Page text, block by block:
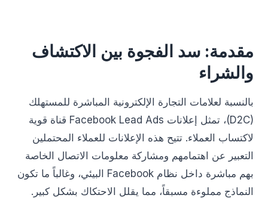
مقدمة: سد الفجوة بين الاكتشاف
والشراء
بالنسبة لعلامات التجارة الإلكترونية المباشرة للمستهلك
(D2C)، تمثل إعلانات Facebook Lead Ads قناة قوية
لاكتساب العملاء. تتيح هذه الإعلانات للعملاء المحتملين
التعبير عن اهتمامهم ومشاركة معلومات الاتصال الخاصة
بهم مباشرة داخل نظام Facebook البيئي، وغالباً ما تكون
النماذج مملوءة مسبقاً، مما يقلل الاحتكاك بشكل كبير.